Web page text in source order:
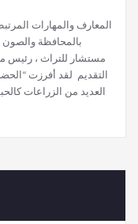
المعارف والمهارات
بالمحافظة والصون
مستشار للتراث ، رئيس
التقديم لقد أفرزت
العديد من الزراعات